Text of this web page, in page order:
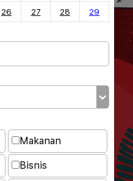
26 27 28 29
Makanan
Bisnis